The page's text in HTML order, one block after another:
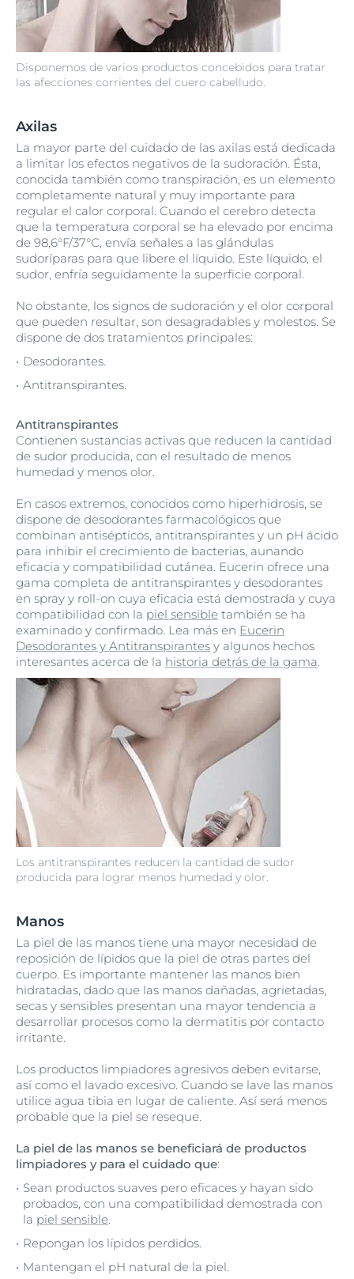
Disponemos de varios productos concebidos para tratar
las afecciones corrientes del cuero cabelludo.
Axilas
La mayor parte del cuidado de las axilas está dedicada
a limitar los efectos negativos de la sudoración. Ésta,
conocida también como transpiración, es un elemento
completamente natural y muy importante para
regular el calor corporal. Cuando el cerebro detecta
que la temperatura corporal se ha elevado por encima
de 98,6°F/37°C, envía señales a las glándulas
sudoríparas para que libere el líquido. Este líquido, el
sudor, enfría seguidamente la superficie corporal.
No obstante, los signos de sudoración y el olor corporal
que pueden resultar, son desagradables y molestos. Se
dispone de dos tratamientos principales:
Desodorantes.
Antitranspirantes.
Los antitranspirantes reducen la cantidad de sudor
producida para lograr menos humedad y olor.
Antitranspirantes
Contienen sustancias activas que reducen la cantidad
de sudor producida, con el resultado de menos
humedad y menos olor.
En casos extremos, conocidos como hiperhidrosis, se
dispone de desodorantes farmacológicos que
combinan antisépticos, antitranspirantes y un pH ácido
para inhibir el crecimiento de bacterias, aunando
eficacia y compatibilidad cutánea. Eucerin ofrece una
gama completa de antitranspirantes y desodorantes
en spray y roll-on cuya eficacia está demostrada y cuya
compatibilidad con la piel sensible también se ha
examinado y confirmado. Lea más en Eucerin
Desodorantes y Antitranspirantes y algunos hechos
interesantes acerca de la historia detrás de la gama.
Manos
La piel de las manos tiene una mayor necesidad de
reposición de lípidos que la piel de otras partes del
cuerpo. Es importante mantener las manos bien
hidratadas, dado que las manos dañadas, agrietadas,
secas y sensibles presentan una mayor tendencia a
desarrollar procesos como la dermatitis por contacto
irritante.
Los productos limpiadores agresivos deben evitarse,
así como el lavado excesivo. Cuando se lave las manos
utilice agua tibia en lugar de caliente. Así será menos
probable que la piel se reseque.
La piel de las manos se beneficiará de productos
limpiadores y para el cuidado que:
Sean productos suaves pero eficaces y hayan sido
probados, con una compatibilidad demostrada con
la piel sensible.
Repongan los lípidos perdidos.
Mantengan el pH natural de la piel.